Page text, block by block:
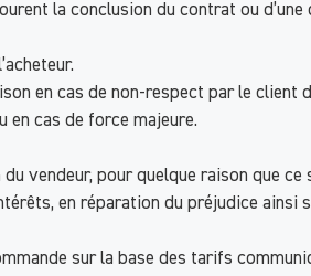
la conclusion du contrat ou
en cas de non-respect par le client
en cas de force majeure.
vendeur, pour quelque raison que
en réparation du préjudice ainsi
sur la base des tarifs